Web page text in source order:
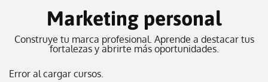
Marketing personal
Construye tu marca profesional. Aprende a destacar tus
fortalezas y abrirte más oportunidades.
Error al cargar cursos.